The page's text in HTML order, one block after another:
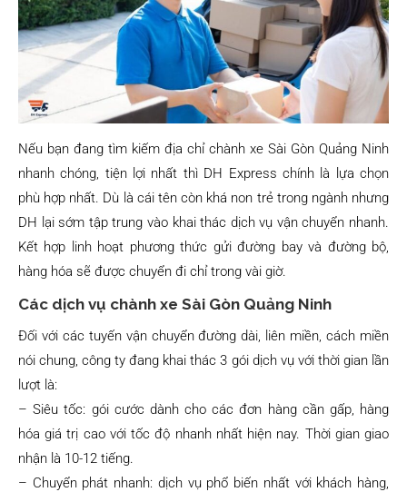
Nếu bạn đang tìm kiếm địa chỉ chành xe Sài Gòn Quảng Ninh
nhanh chóng, tiện lợi nhất thì DH Express chính là lựa chọn
phù hợp nhất. Dù là cái tên còn khá non trẻ trong ngành nhưng
DH lại sớm tập trung vào khai thác dịch vụ vận chuyển nhanh.
Kết hợp linh hoạt phương thức gửi đường bay và đường bộ,
hàng hóa sẽ được chuyển đi chỉ trong vài giờ.
Các dịch vụ chành xe Sài Gòn Quảng Ninh
Đối với các tuyến vận chuyển đường dài, liên miền, cách miền
nói chung, công ty đang khai thác 3 gói dịch vụ với thời gian lần
lượt là:
– Siêu tốc: gói cước dành cho các đơn hàng cần gấp, hàng
hóa giá trị cao với tốc độ nhanh nhất hiện nay. Thời gian giao
nhận là 10-12 tiếng.
– Chuyển phát nhanh: dịch vụ phổ biến nhất với khách hàng,